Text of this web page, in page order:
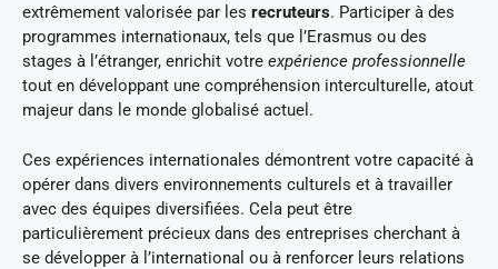
extrêmement valorisée par les recruteurs. Participer à des
programmes internationaux, tels que l’Erasmus ou des
stages à l’étranger, enrichit votre expérience professionnelle
tout en développant une compréhension interculturelle, atout
majeur dans le monde globalisé actuel.
Ces expériences internationales démontrent votre capacité à
opérer dans divers environnements culturels et à travailler
avec des équipes diversifiées. Cela peut être
particulièrement précieux dans des entreprises cherchant à
se développer à l’international ou à renforcer leurs relations